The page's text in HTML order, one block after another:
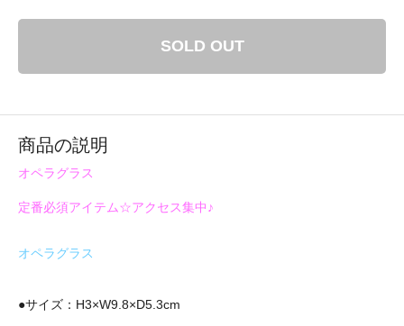
SOLD OUT
商品の説明
オペラグラス
定番必須アイテム☆アクセス集中♪
オペラグラス
●サイズ：H3×W9.8×D5.3cm